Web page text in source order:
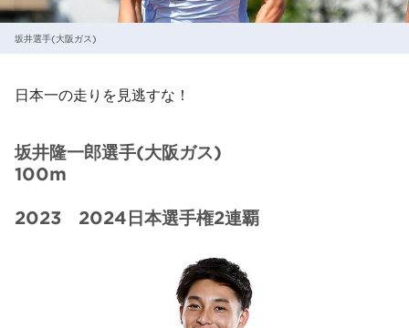
坂井選手(大阪ガス)
日本一の走りを見逃すな！
坂井隆一郎選手(大阪ガス)
100m
2023 2024日本選手権2連覇